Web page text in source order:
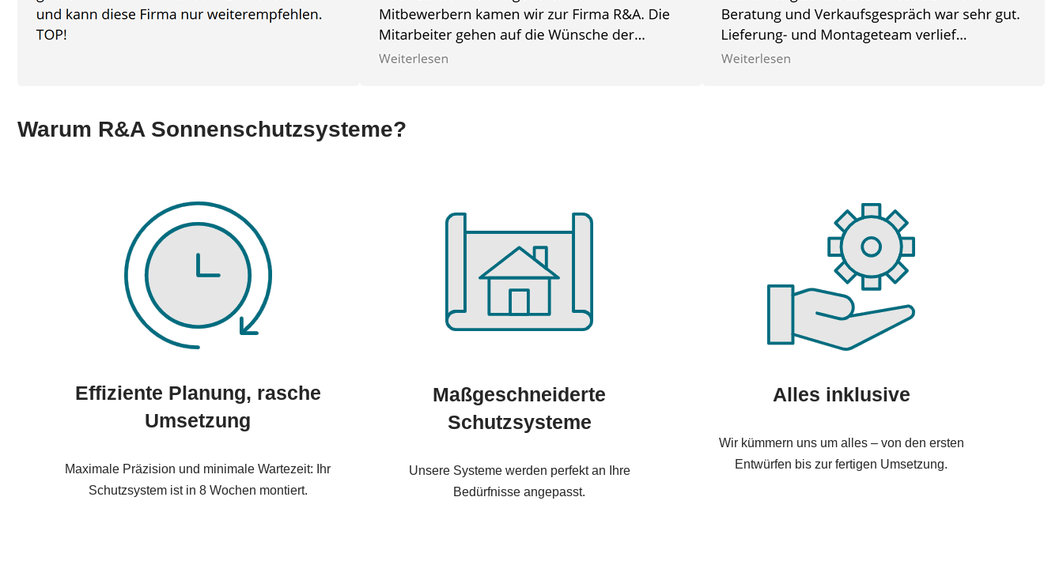
Warum R&A Sonnenschutzsysteme?
Effiziente Planung, rasche
Umsetzung
Maximale Präzision und minimale Wartezeit: Ihr
Schutzsystem ist in 8 Wochen montiert.
Maßgeschneiderte
Schutzsysteme
Unsere Systeme werden perfekt an Ihre
Bedürfnisse angepasst.
Alles inklusive
Wir kümmern uns um alles – von den ersten
Entwürfen bis zur fertigen Umsetzung.